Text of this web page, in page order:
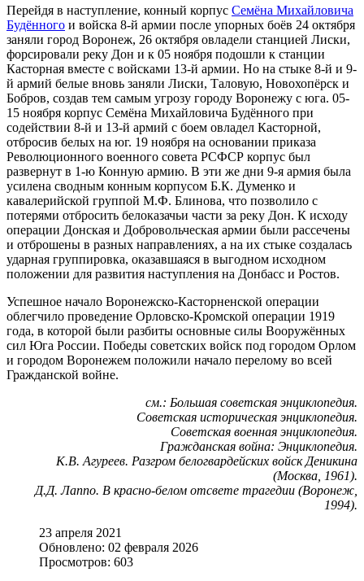
Перейдя в наступление, конный корпус Семёна Михайловича
Будённого и войска 8-й армии после упорных боёв 24 октября
заняли город Воронеж, 26 октября овладели станцией Лиски,
форсировали реку Дон и к 05 ноября подошли к станции
Касторная вместе с войсками 13-й армии. Но на стыке 8-й и 9-
й армий белые вновь заняли Лиски, Таловую, Новохопёрск и
Бобров, создав тем самым угрозу городу Воронежу с юга. 05-
15 ноября корпус Семёна Михайловича Будённого при
содействии 8-й и 13-й армий с боем овладел Касторной,
отбросив белых на юг. 19 ноября на основании приказа
Революционного военного совета РСФСР корпус был
развернут в 1-ю Конную армию. В эти же дни 9-я армия была
усилена сводным конным корпусом Б.К. Думенко и
кавалерийской группой М.Ф. Блинова, что позволило с
потерями отбросить белоказачьи части за реку Дон. К исходу
операции Донская и Добровольческая армии были рассечены
и отброшены в разных направлениях, а на их стыке создалась
ударная группировка, оказавшаяся в выгодном исходном
положении для развития наступления на Донбасс и Ростов.
Успешное начало Воронежско-Касторненской операции
облегчило проведение Орловско-Кромской операции 1919
года, в которой были разбиты основные силы Вооружённых
сил Юга России. Победы советских войск под городом Орлом
и городом Воронежем положили начало перелому во всей
Гражданской войне.
см.: Большая советская энциклопедия.
Советская историческая энциклопедия.
Советская военная энциклопедия.
Гражданская война: Энциклопедия.
К.В. Агуреев. Разгром белогвардейских войск Деникина
(Москва, 1961).
Д.Д. Лаппо. В красно-белом отсвете трагедии (Воронеж,
1994).
23 апреля 2021
Обновлено: 02 февраля 2026
Просмотров: 603